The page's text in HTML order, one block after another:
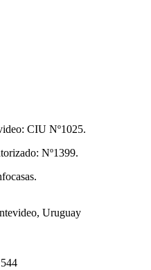
CIU Nº1025.
Nº1399.
Uruguay